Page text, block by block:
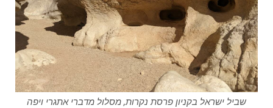
שביל ישראל בקניון פרסת נקרות, מסלול מדברי אתגרי ויפה